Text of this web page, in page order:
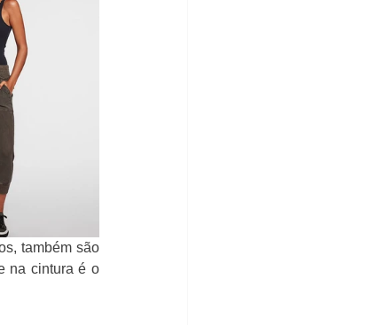
também são
na cintura é o